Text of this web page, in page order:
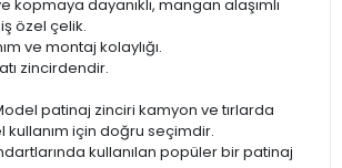
kopmaya dayanıklı, mangan alaşımlı
özel çelik.
ve montaj kolaylığı.
zincirdendir.
patinaj zinciri kamyon ve tırlarda
kullanım için doğru seçimdir.
kullanılan popüler bir patinaj